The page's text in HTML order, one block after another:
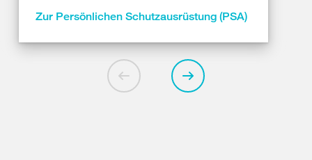
Zur Persönlichen Schutzausrüstung (PSA)